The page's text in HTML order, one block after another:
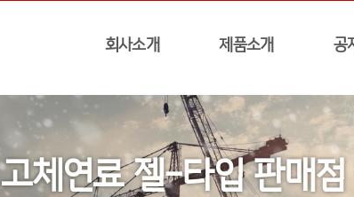
회사소개 제품소개 공
고체연료 젤-타입 판매점